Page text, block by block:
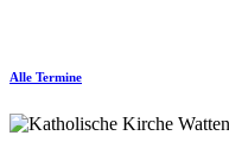
Alle Termine